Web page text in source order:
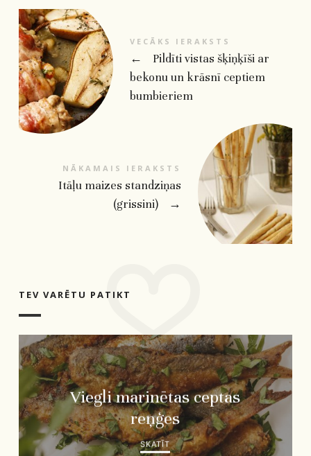
VECĀKS IERAKSTS
←
Pildīti vistas šķiņķīši ar
bekonu un krāsnī ceptiem
bumbieriem
NĀKAMAIS IERAKSTS
Itāļu maizes standziņas
(grissini)
→
TEV VARĒTU PATIKT
Viegli marinētas ceptas
reņģes
SKATĪT